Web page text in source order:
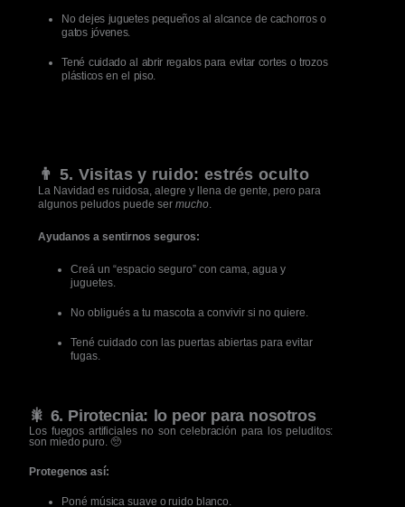
No dejes juguetes pequeños al alcance de cachorros o
gatos jóvenes.
Tené cuidado al abrir regalos para evitar cortes o trozos
plásticos en el piso.
👨 5. Visitas y ruido: estrés oculto
La Navidad es ruidosa, alegre y llena de gente, pero para
algunos peludos puede sermucho.
Ayudanos a sentirnos seguros:
Creá un “espacio seguro” con cama, agua y
juguetes.
No obligués a tu mascota a convivir si no quiere.
Tené cuidado con las puertas abiertas para evitar
fugas.
🎇 6. Pirotecnia: lo peor para nosotros
Los fuegos artificiales no son celebración para los peluditos:
son miedo puro. 🥺
Protegenos así:
Poné música suave o ruido blanco.